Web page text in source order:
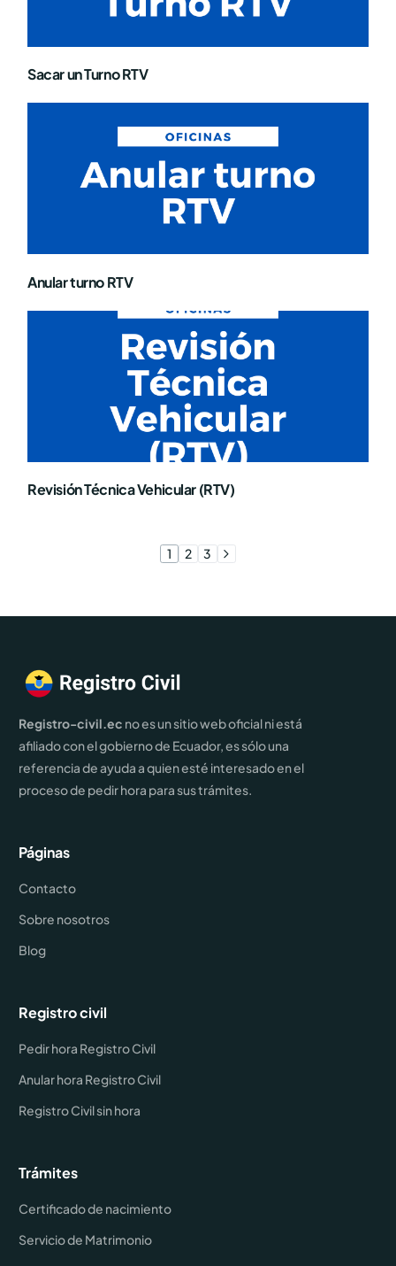
Sacar un Turno RTV
Anular turno RTV
Revisión Técnica Vehicular (RTV)
1 2 3
Registro-civil.ec no es un sitio web oficial ni está
afiliado con el gobierno de Ecuador, es sólo una
referencia de ayuda a quien esté interesado en el
proceso de pedir hora para sus trámites.
Páginas
Contacto
Sobre nosotros
Blog
Registro civil
Pedir hora Registro Civil
Anular hora Registro Civil
Registro Civil sin hora
Trámites
Certificado de nacimiento
Servicio de Matrimonio